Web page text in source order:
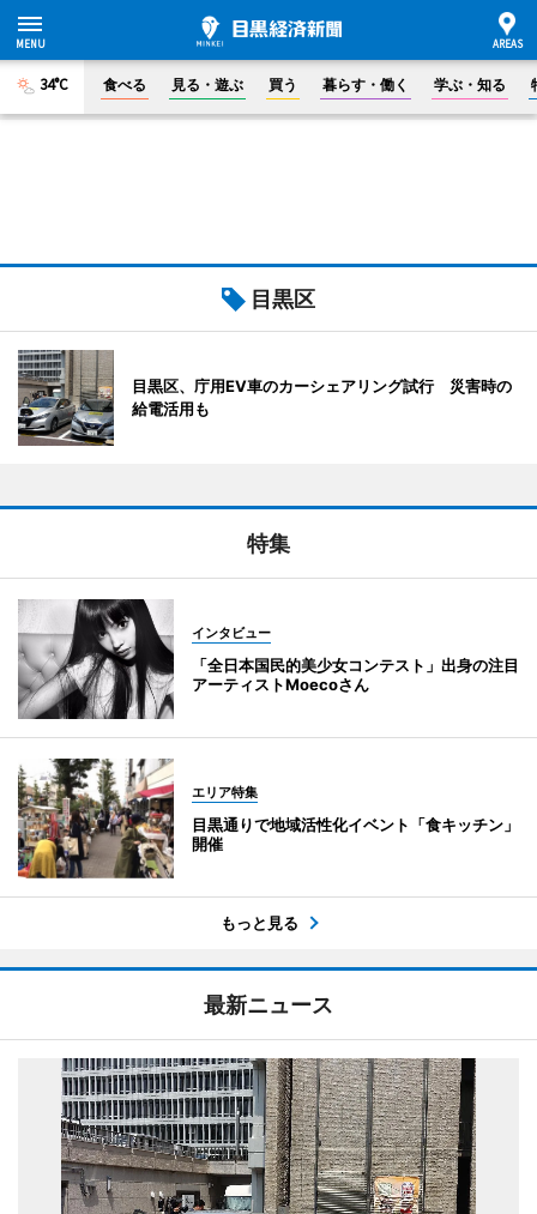
34°C 食べる 見る・遊ぶ 買う 暮らす・働く 学ぶ・知る
目黒区
目黒区、庁用EV車のカーシェアリング試行 災害時の
給電活用も
特集
インタビュー
「全日本国民的美少女コンテスト」出身の注目
アーティストMoecoさん
エリア特集
目黒通りで地域活性化イベント「食キッチン」
開催
もっと見る
最新ニュース